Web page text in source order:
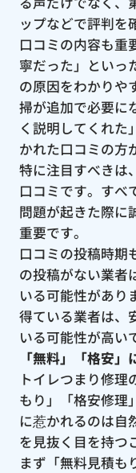
ップなどで評判を
口コミの内容も重
寧だった」といっ
の原因をわかりや
掃が追加で必要に
く説明してくれた
かれた口コミの方
特に注目すべきは
口コミです。すべ
問題が起きた際に
重要です。
口コミの投稿時期
の投稿がない業者
いる可能性があり
得ている業者は、
いる可能性が高い
「無料」「格安
トイレつまり修
もり」「格安修理
に惹かれるのは自
を見抜く目を持つ
まず「無料見積も